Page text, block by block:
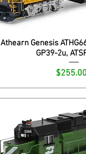
Athearn Genesis
GP39-2u,
Precio